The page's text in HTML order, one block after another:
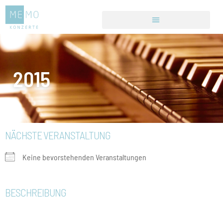
2015
NÄCHSTE VERANSTALTUNG
Keine bevorstehenden Veranstaltungen
BESCHREIBUNG